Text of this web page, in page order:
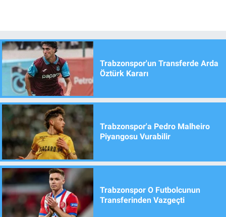
Trabzonspor'un Transferde Arda
Öztürk Kararı
Trabzonspor'a Pedro Malheiro
Piyangosu Vurabilir
Trabzonspor O Futbolcunun
Transferinden Vazgeçti